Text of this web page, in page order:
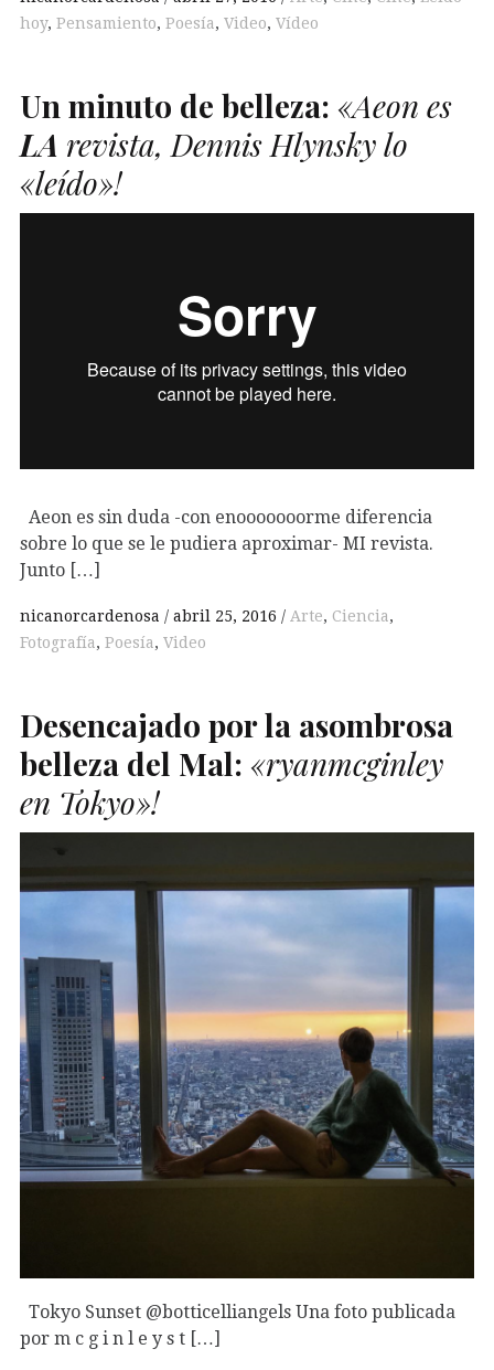
hoy, Pensamiento, Poesía, Video, Vídeo
Un minuto de belleza: «Aeon es
LA revista, Dennis Hlynsky lo
«leído»!
Aeon es sin duda -con enooooooorme diferencia
sobre lo que se le pudiera aproximar- MI revista.
Junto […]
nicanorcardenosa abril 25, 2016 Arte, Ciencia,
Fotografía, Poesía, Video
Desencajado por la asombrosa
belleza del Mal: «ryanmcginley
en Tokyo»!
Tokyo Sunset @botticelliangels Una foto publicada
por m c g i n l e y s t […]